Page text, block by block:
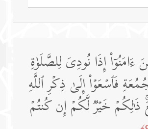
ءَامَنُوۤا۟ إِذَا نُودِیَ لِلصَّلَوٰةِ
فَٱسۡعَوۡا۟ إِلَىٰ ذِكۡرِ ٱللَّهِ
ذَ ٰ⁠لِكُمۡ خَیۡرࣱ لَّكُمۡ إِن كُنتُمۡ